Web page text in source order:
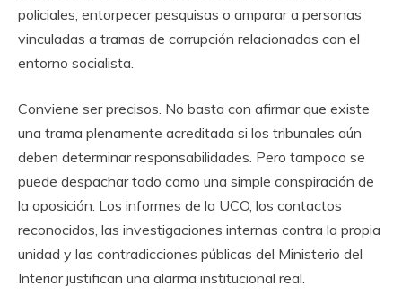
policiales, entorpecer pesquisas o amparar a personas
vinculadas a tramas de corrupción relacionadas con el
entorno socialista.
Conviene ser precisos. No basta con afirmar que existe
una trama plenamente acreditada si los tribunales aún
deben determinar responsabilidades. Pero tampoco se
puede despachar todo como una simple conspiración de
la oposición. Los informes de la UCO, los contactos
reconocidos, las investigaciones internas contra la propia
unidad y las contradicciones públicas del Ministerio del
Interior justifican una alarma institucional real.